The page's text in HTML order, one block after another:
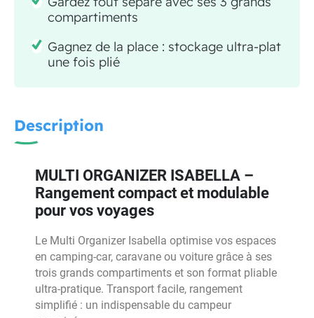
compartiments
Gagnez de la place : stockage ultra-plat
une fois plié
Description
MULTI ORGANIZER ISABELLA –
Rangement compact et modulable
pour vos voyages
Le Multi Organizer Isabella optimise vos espaces
en camping-car, caravane ou voiture grâce à ses
trois grands compartiments et son format pliable
ultra-pratique. Transport facile, rangement
simplifié : un indispensable du campeur